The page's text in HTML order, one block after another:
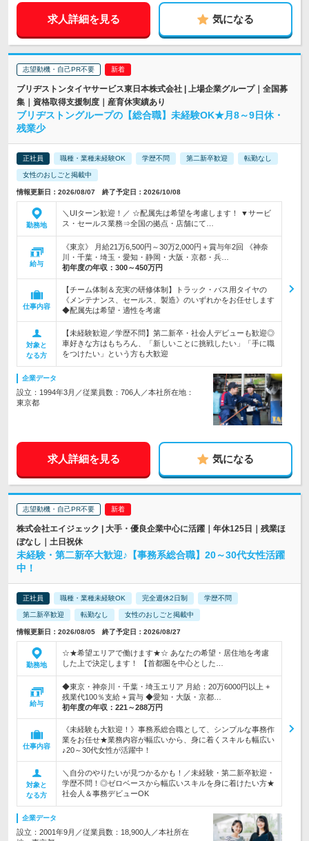
求人詳細を見る 気になる
志望動機・自己PR不要
ブリヂストンタイヤサービス東日本株式会社 | 上場企業グループ｜全国募
集｜資格取得支援制度｜産育休実績あり
ブリヂストングループの【総合職】未経験OK★月8～9日休・
残業少
正社員 職種・業種未経験OK 学歴不問 第二新卒歓迎 転勤なし
女性のおしごと掲載中
情報更新日：2026/08/07 終了予定日：2026/10/08
勤務地
＼UIターン歓迎！／ ☆配属先は希望を考慮します！ ▼サービ
ス・セールス業務⇒全国の拠点・店舗にて…
給与
《東京》 月給21万6,500円～30万2,000円＋賞与年2回 《神奈
川・千葉・埼玉・愛知・静岡・大阪・京都・兵…
初年度の年収： 300～450万円
仕事内容
【チーム体制＆充実の研修体制】トラック・バス用タイヤの
《メンテナンス、セールス、製造》のいずれかをお任せします
◆配属先は希望・適性を考慮
対象と
なる方
【未経験歓迎／学歴不問】第二新卒・社会人デビューも歓迎◎
車好きな方はもちろん、「新しいことに挑戦したい」「手に職
をつけたい」という方も大歓迎
企業データ
設立：1994年3月／従業員数：706人／本社所在地：
東京都
求人詳細を見る 気になる
志望動機・自己PR不要
株式会社エイジェック | 大手・優良企業中心に活躍｜年休125日｜残業ほ
ぼなし｜土日祝休
未経験・第二新卒大歓迎♪【事務系総合職】20～30代女性活躍
中！
正社員 職種・業種未経験OK 完全週休2日制 学歴不問
第二新卒歓迎 転勤なし 女性のおしごと掲載中
情報更新日：2026/08/05 終了予定日：2026/08/27
勤務地
☆★希望エリアで働けます★☆ あなたの希望・居住地を考慮
した上で決定します！ 【首都圏を中心とした…
給与
◆東京・神奈川・千葉・埼玉エリア 月給：20万6000円以上 +
残業代100％支給 + 賞与 ◆愛知・大阪・京都…
初年度の年収： 221～288万円
仕事内容
《未経験も大歓迎！》事務系総合職として、シンプルな事務作
業をお任せ★業務内容が幅広いから、身に着くスキルも幅広い
♪20～30代女性が活躍中！
対象と
なる方
＼自分のやりたいが見つかるかも！／未経験・第二新卒歓迎・
学歴不問！◎ゼロベースから幅広いスキルを身に着けたい方★
社会人＆事務デビューOK
企業データ
設立：2001年9月／従業員数：18,900人／本社所在